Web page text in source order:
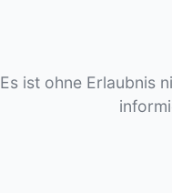
Es ist ohne Erlaubnis